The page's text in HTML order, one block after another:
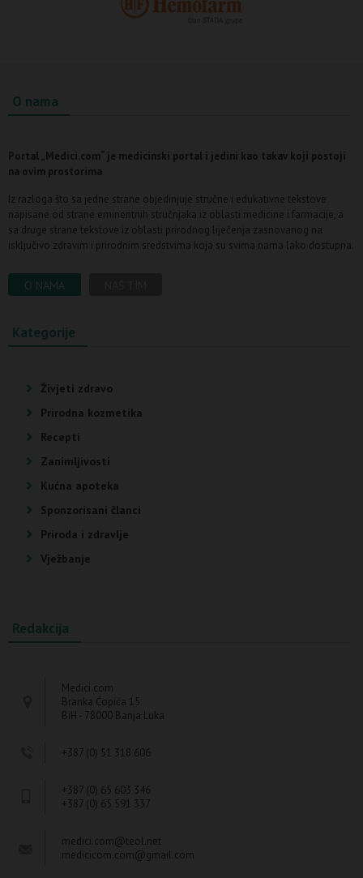
O nama
Portal „Medici.com“ je medicinski portal i jedini kao takav koji postoji
na ovim prostorima
Iz razloga što sa jedne strane objedinjuje stručne i edukativne tekstove
napisane od strane eminentnih stručnjaka iz oblasti medicine i farmacije, a
sa druge strane tekstove iz oblasti prirodnog liječenja zasnovanog na
isključivo zdravim i prirodnim sredstvima koja su svima nama lako dostupna.
O NAMA
Kategorije
Živjeti zdravo
Prirodna kozmetika
Recepti
Zanimljivosti
Kućna apoteka
Sponzorisani članci
Priroda i zdravlje
Vježbanje
Redakcija
Medici.com
Branka Ćopića 15
BiH - 78000 Banja Luka
+387 (0) 51 318 606
+387 (0) 65 603 346
+387 (0) 65 591 337
medici.com@teol.net
medicicom.com@gmail.com